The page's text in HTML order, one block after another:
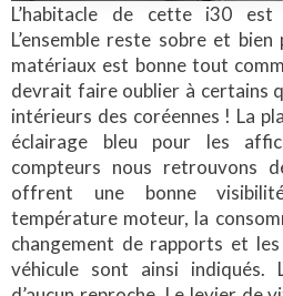
L’habitacle de cette i30
L’ensemble reste sobre et
matériaux est bonne tout
devrait faire oublier à certains
intérieurs des coréennes ! La
éclairage bleu pour les
compteurs nous retrouvons
offrent une bonne
température moteur, la
changement de rapports et
véhicule sont ainsi indiqués.